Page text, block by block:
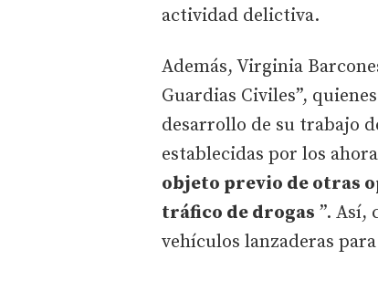
actividad delictiva.
Además, Virginia
Guardias Civiles”,
desarrollo de su trabajo
establecidas por los
objeto previo de otras
tráfico de drogas ”. Así,
vehículos lanzaderas